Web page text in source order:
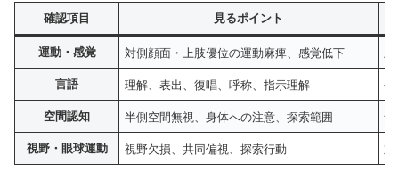
確認項目 見るポイント
運動・感覚 対側顔面・上肢優位の運動麻痺、感覚低下 上
言語 理解、表出、復唱、呼称、指示理解 会
空間認知 半側空間無視、身体への注意、探索範囲 食
視野・眼球運動 視野欠損、共同偏視、探索行動 対